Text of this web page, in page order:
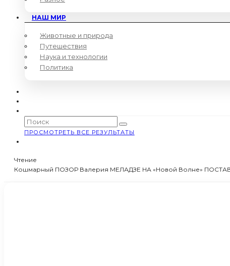
НАШ МИР
Животные и природа
Путешествия
Наука и технологии
Политика
ПРОСМОТРЕТЬ ВСЕ РЕЗУЛЬТАТЫ
Чтение
Кошмарный ПОЗОР Валерия МЕЛАДЗЕ НА «Новой Волне»